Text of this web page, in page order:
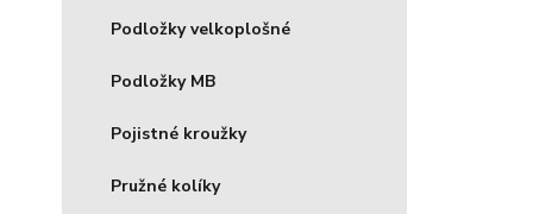
Podložky velkoplošné
Podložky MB
Pojistné kroužky
Pružné kolíky